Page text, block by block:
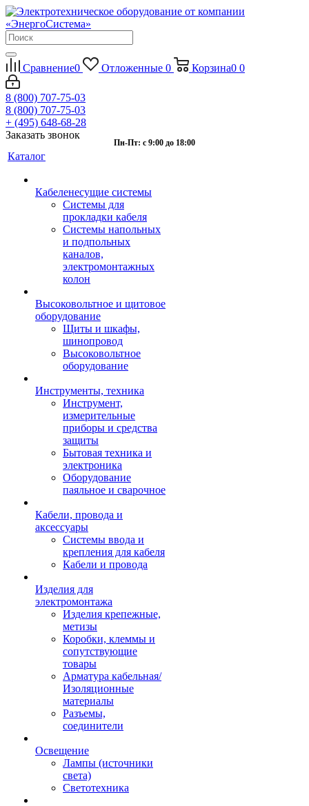
Сравнение0 Отложенные 0 Корзина0 0
8 (800) 707-75-03
8 (800) 707-75-03
+ (495) 648-68-28
Заказать звонок
Пн-Пт: с 9:00 до 18:00
Каталог
Кабеленесущие системы
Системы для
прокладки кабеля
Системы напольных
и подпольных
каналов,
электромонтажных
колон
Высоковольтное и щитовое
оборудование
Щиты и шкафы,
шинопровод
Высоковольтное
оборудование
Инструменты, техника
Инструмент,
измерительные
приборы и средства
защиты
Бытовая техника и
электроника
Оборудование
паяльное и сварочное
Кабели, провода и
аксессуары
Системы ввода и
крепления для кабеля
Кабели и провода
Изделия для
электромонтажа
Изделия крепежные,
метизы
Коробки, клеммы и
сопутствующие
товары
Арматура кабельная/
Изоляционные
материалы
Разъемы,
соединители
Освещение
Лампы (источники
света)
Светотехника